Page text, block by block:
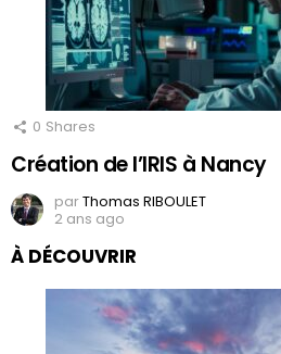
0 Shares
Création de l’IRIS à Nancy
parThomas RIBOULET
2 ans ago
À DÉCOUVRIR